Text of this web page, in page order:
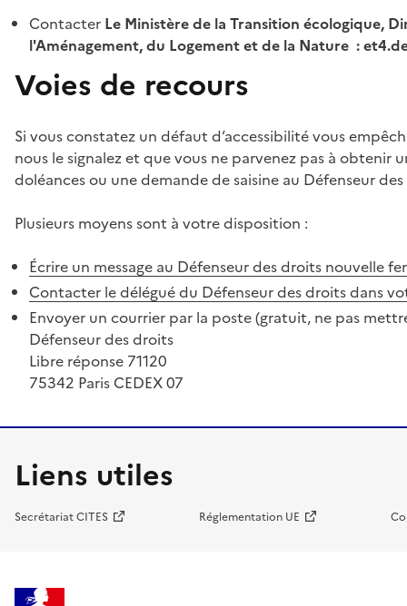
Contacter Le Ministère de la Transition écologique,
l'Aménagement, du Logement et de la Nature :
Voies de recours
Si vous constatez un défaut d’accessibilité vous
nous le signalez et que vous ne parvenez pas à
doléances ou une demande de saisine au Défenseur
Plusieurs moyens sont à votre disposition :
Écrire un message au Défenseur des droits nouvelle
Contacter le délégué du Défenseur des droits dans
Envoyer un courrier par la poste (gratuit, ne pas
Défenseur des droits
Libre réponse 71120
75342 Paris CEDEX 07
Liens utiles
Secrétariat CITES Réglementation UE